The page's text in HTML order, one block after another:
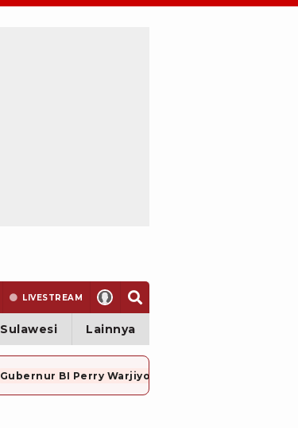
LIVESTREAM
Sulawesi Lainnya
Gubernur BI Perry Warjiyo Mundur